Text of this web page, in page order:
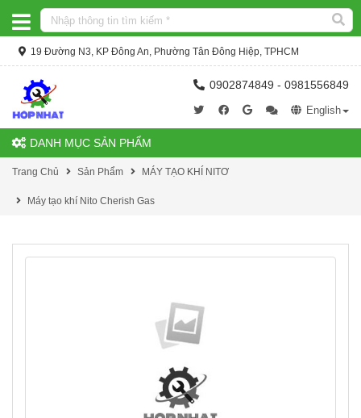
19 Đường N3, KP Đông An, Phường Tân Đông Hiệp, TPHCM
0902874849 - 0981556849
English
DANH MỤC SẢN PHẨM
Trang Chủ Sản Phẩm MÁY TẠO KHÍ NITƠ
Máy tạo khí Nito Cherish Gas